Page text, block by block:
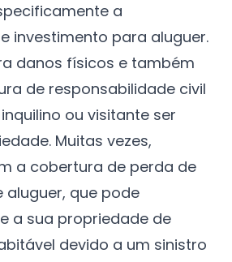
a
investimento para aluguer.
danos físicos e também
de responsabilidade civil
ou visitante ser
Muitas vezes,
a cobertura de perda de
aluguer, que pode
a sua propriedade de
devido a um sinistro